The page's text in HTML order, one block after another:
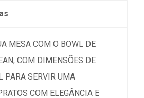
MESA COM O BOWL DE
COM DIMENSÕES DE
PARA SERVIR UMA
COM ELEGÂNCIA E